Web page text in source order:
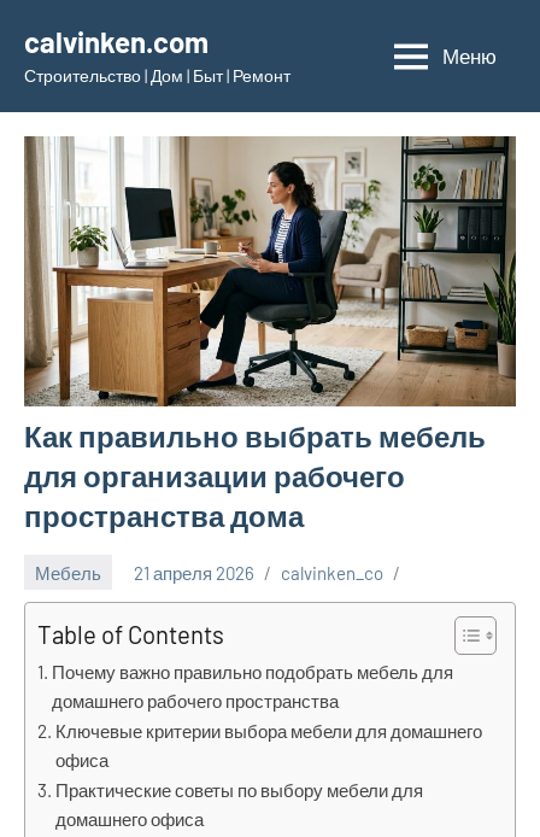
содержимому
calvinken.com
Строительство | Дом | Быт | Ремонт
Меню
Как правильно выбрать мебель
для организации рабочего
пространства дома
Мебель 21 апреля 2026 calvinken_co
Table of Contents
Почему важно правильно подобрать мебель для
домашнего рабочего пространства
Ключевые критерии выбора мебели для домашнего
офиса
Практические советы по выбору мебели для
домашнего офиса